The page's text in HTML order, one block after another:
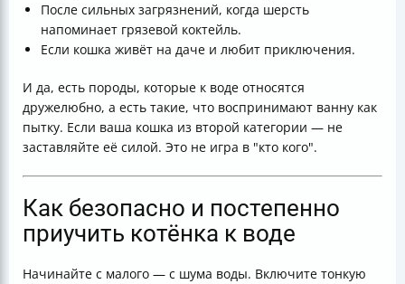
После сильных загрязнений, когда шерсть
напоминает грязевой коктейль.
Если кошка живёт на даче и любит приключения.
И да, есть породы, которые к воде относятся
дружелюбно, а есть такие, что воспринимают ванну как
пытку. Если ваша кошка из второй категории — не
заставляйте её силой. Это не игра в "кто кого".
Как безопасно и постепенно
приучить котёнка к воде
Начинайте с малого — с шума воды. Включите тонкую